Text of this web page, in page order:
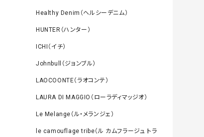
Healthy Denim（ヘルシーデニム）
HUNTER（ハンター）
ICHI（イチ）
Johnbull（ジョンブル）
LAOCOONTE（ラオコンテ）
LAURA DI MAGGIO（ローラディマッジオ）
Le Melange（ル・メランジェ）
le camouflage tribe（ル カムフラージュ トラ